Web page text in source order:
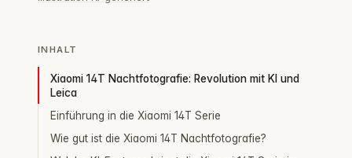
INHALT
Xiaomi 14T Nachtfotografie: Revolution mit KI und
Leica
Einführung in die Xiaomi 14T Serie
Wie gut ist die Xiaomi 14T Nachtfotografie?